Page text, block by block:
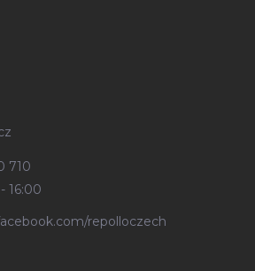
710
16:00
repolloczech